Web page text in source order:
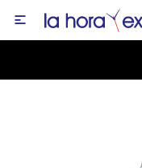
